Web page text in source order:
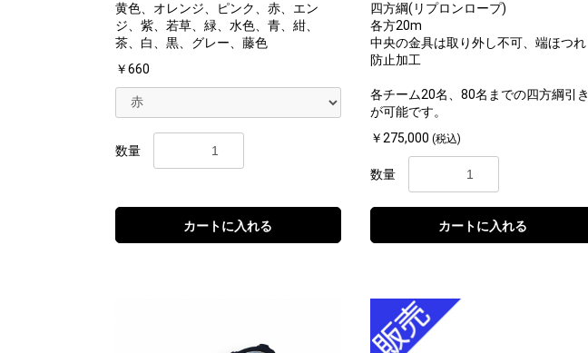
黄色、オレンジ、ピンク、赤、エン
ジ、紫、若草、緑、水色、青、紺、
茶、白、黒、グレー、藤色
￥660
数量
カートに入れる
四方綱(リプロンロープ)
各方20m
中央の金具は取り外し不可、端ほつれ
防止加工
各チーム20名、80名までの四方綱引き
が可能です。
￥275,000 (税込)
数量
カートに入れる